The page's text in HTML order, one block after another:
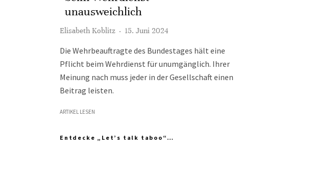
unausweichlich
Elisabeth Koblitz · 15. Juni 2024
Die Wehrbeauftragte des Bundestages hält eine
Pflicht beim Wehrdienst für unumgänglich. Ihrer
Meinung nach muss jeder in der Gesellschaft einen
Beitrag leisten.
ARTIKEL LESEN
Entdecke „Let’s talk taboo“…